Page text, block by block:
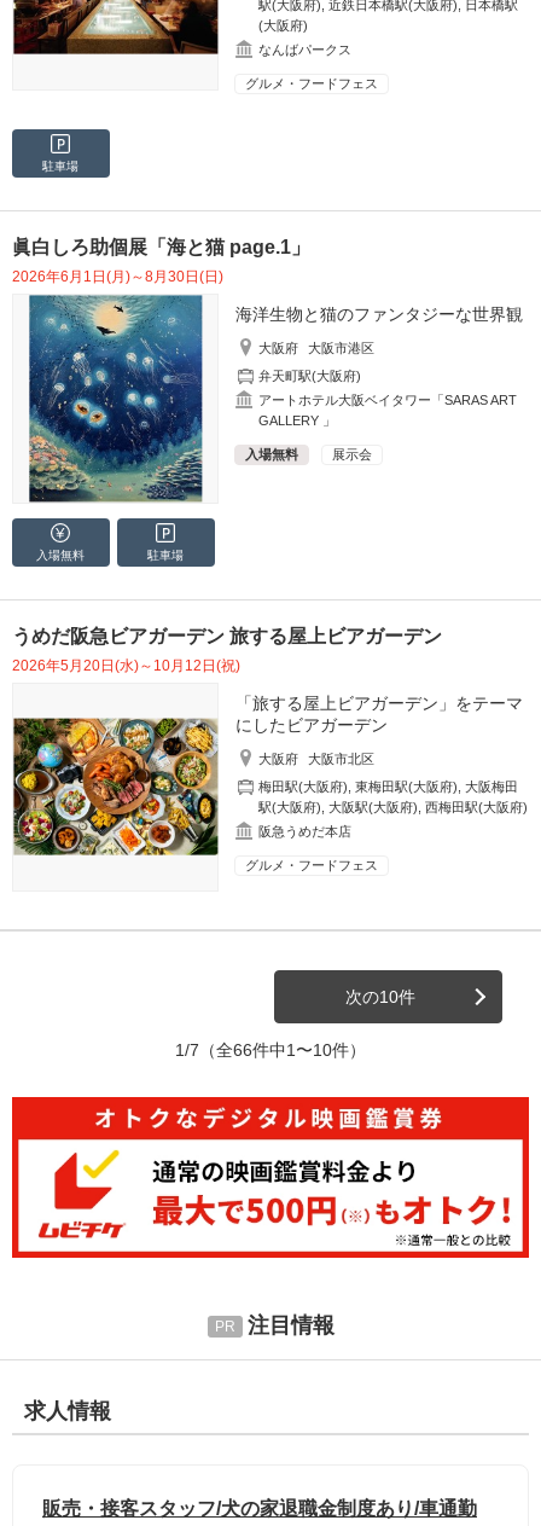
駅(大阪府),近鉄日本橋駅(大阪府), 日本橋駅
(大阪府)
なんばパークス
グルメ・フードフェス
駐車場
眞白しろ助個展「海と猫 page.1」
2026年6月1日(月)～8月30日(日)
海洋生物と猫のファンタジーな世界観
大阪府
大阪市港区
弁天町駅(大阪府)
アートホテル大阪ベイタワー「SARAS ART
GALLERY 」
入場無料 展示会
入場無料 駐車場
うめだ阪急ビアガーデン 旅する屋上ビアガーデン
2026年5月20日(水)～10月12日(祝)
「旅する屋上ビアガーデン」をテーマ
にしたビアガーデン
大阪府
大阪市北区
梅田駅(大阪府) ,東梅田駅(大阪府) ,大阪梅田
駅(大阪府) ,大阪駅(大阪府) ,西梅田駅(大阪府)
阪急うめだ本店
グルメ・フードフェス
次の10件
1/7 （全66件中1〜10件）
注目情報
求人情報
販売・接客スタッフ/犬の家退職金制度あり/車通勤